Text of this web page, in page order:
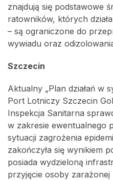
znajdują się podstawowe
ratowników, których
– są ograniczone do
wywiadu oraz
Szczecin
Aktualny „Plan działań w
Port Lotniczy Szczecin
Inspekcja Sanitarna
w zakresie ewentualnego
sytuacji zagrożenia
zakończyła się wynikiem
posiada wydzieloną
przyjęcie osoby